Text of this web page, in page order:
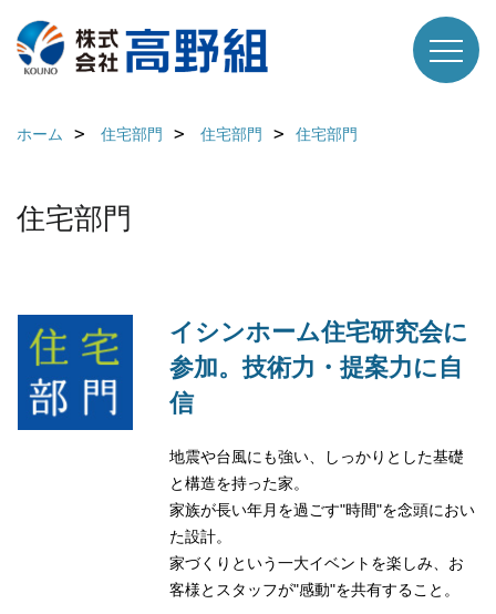
ホーム 住宅部門 住宅部門 住宅部門
住宅部門
イシンホーム住宅研究会に
参加。技術力・提案力に自
信
地震や台風にも強い、しっかりとした基礎
と構造を持った家。
家族が長い年月を過ごす"時間"を念頭におい
た設計。
家づくりという一大イベントを楽しみ、お
客様とスタッフが"感動"を共有すること。